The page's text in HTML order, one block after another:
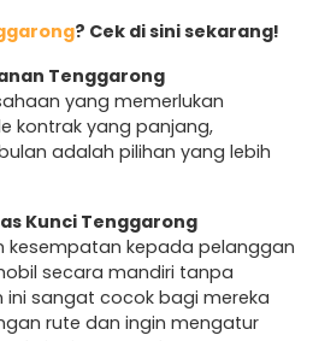
? Cek di sini sekarang!
Tenggarong
yang memerlukan
kontrak yang panjang,
adalah pilihan yang lebih
Kunci Tenggarong
kesempatan kepada pelanggan
secara mandiri tanpa
ini sangat cocok bagi mereka
rute dan ingin mengatur